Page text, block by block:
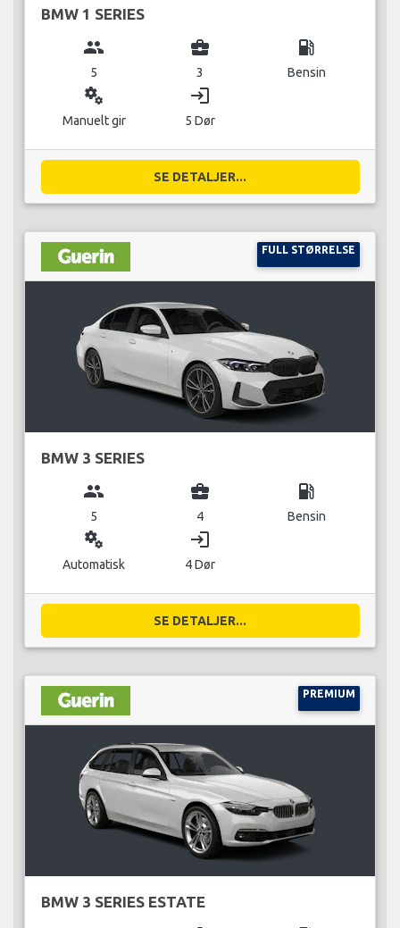
BMW 1 SERIES
group
5
business_center
3
local_gas_station
Bensin
miscellaneous_services
Manuelt gir
login
5 Dør
SE DETALJER...
FULL STØRRELSE
BMW 3 SERIES
group
5
business_center
4
local_gas_station
Bensin
miscellaneous_services
Automatisk
login
4 Dør
SE DETALJER...
PREMIUM
BMW 3 SERIES ESTATE